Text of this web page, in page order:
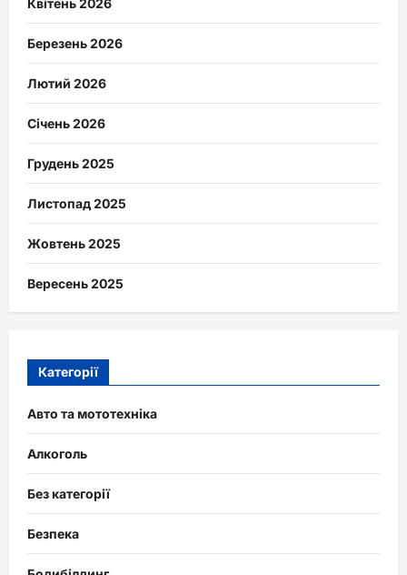
Квітень 2026
Березень 2026
Лютий 2026
Січень 2026
Грудень 2025
Листопад 2025
Жовтень 2025
Вересень 2025
Категорії
Авто та мототехніка
Алкоголь
Без категорії
Безпека